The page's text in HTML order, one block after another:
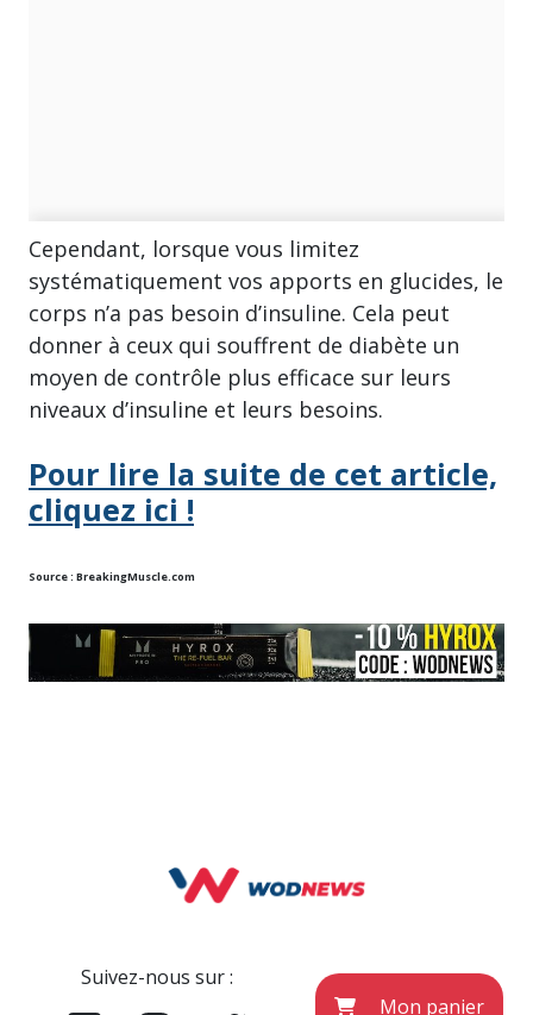
Cependant, lorsque vous limitez
systématiquement vos apports en glucides, le
corps n’a pas besoin d’insuline. Cela peut
donner à ceux qui souffrent de diabète un
moyen de contrôle plus efficace sur leurs
niveaux d’insuline et leurs besoins.
Pour lire la suite de cet article,
cliquez ici !
Source : BreakingMuscle.com
Suivez-nous sur :
Mon panier